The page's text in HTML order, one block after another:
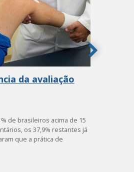
da avaliação
de brasileiros acima de 15
os 37,9% restantes já
que a prática de